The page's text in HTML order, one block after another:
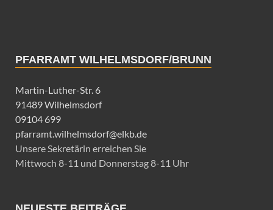
PFARRAMT WILHELMSDORF/BRUNN
Martin-Luther-Str. 6
91489 Wilhelmsdorf
09104 699
pfarramt.wilhelmsdorf@elkb.de
Unsere Sekretärin erreichen Sie
Mittwoch 8-11 und Donnerstag 8-11 Uhr